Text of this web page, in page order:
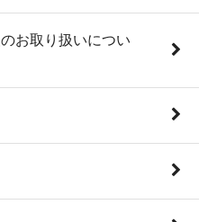
お取り扱いについ